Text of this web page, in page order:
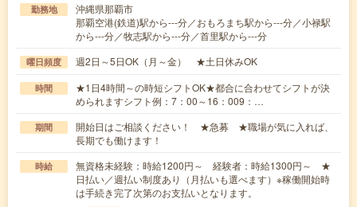
勤務地
沖縄県那覇市
那覇空港(鉄道)駅から---分／おもろまち駅から---分／小禄駅
から---分／牧志駅から---分／首里駅から---分
曜日頻度 週2日～5日OK（月～金） ★土日休みOK
時間
★1日4時間～の時短シフトOK★都合に合わせてシフトが決
められますシフト例：7：00～16：009：…
期間
開始日はご相談ください！ ★急募 ★職場が気に入れば、
長期でも働けます！
時給
無資格未経験：時給1200円～ 経験者：時給1300円～ ★
日払い／週払い制度あり（月払いも選べます）※稼働開始時
は手続き完了次第のお支払いとなります。